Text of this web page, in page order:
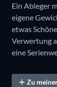
Ein Ableger
eigene
etwas
Verwertung
eine
Zu